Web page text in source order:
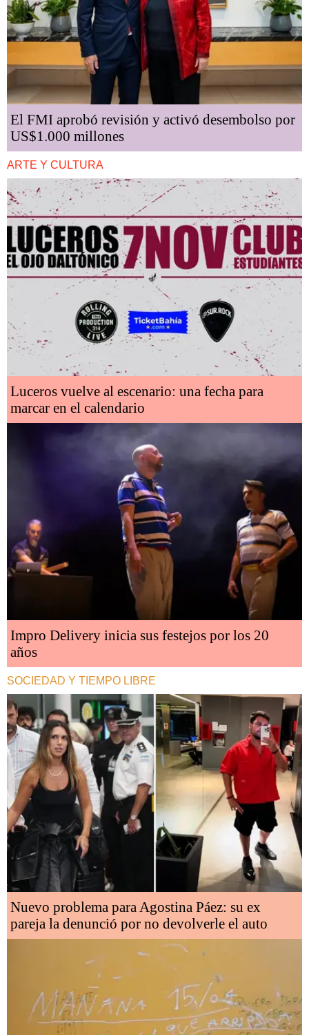
El FMI aprobó revisión y activó desembolso por
US$1.000 millones
ARTE Y CULTURA
Luceros vuelve al escenario: una fecha para
marcar en el calendario
Impro Delivery inicia sus festejos por los 20
años
SOCIEDAD Y TIEMPO LIBRE
Nuevo problema para Agostina Páez: su ex
pareja la denunció por no devolverle el auto